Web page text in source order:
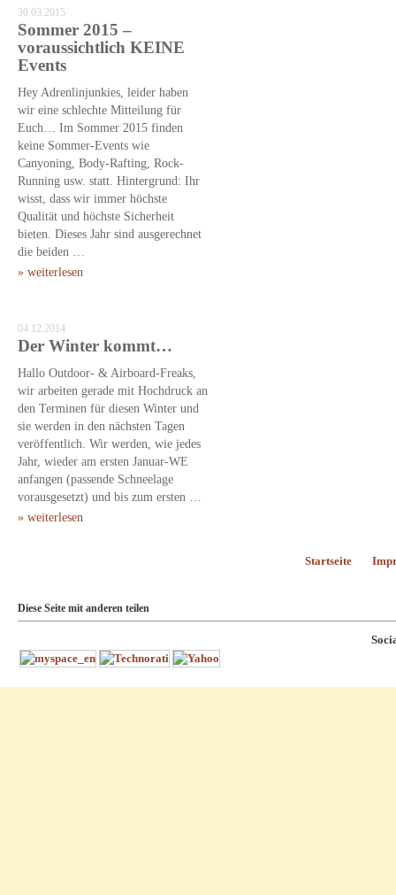
30.03.2015
Sommer 2015 –
voraussichtlich KEINE
Events
Hey Adrenlinjunkies, leider haben
wir eine schlechte Mitteilung für
Euch… Im Sommer 2015 finden
keine Sommer-Events wie
Canyoning, Body-Rafting, Rock-
Running usw. statt. Hintergrund: Ihr
wisst, dass wir immer höchste
Qualität und höchste Sicherheit
bieten. Dieses Jahr sind ausgerechnet
die beiden …
» weiterlesen
04.12.2014
Der Winter kommt…
Hallo Outdoor- & Airboard-Freaks,
wir arbeiten gerade mit Hochdruck an
den Terminen für diesen Winter und
sie werden in den nächsten Tagen
veröffentlich. Wir werden, wie jedes
Jahr, wieder am ersten Januar-WE
anfangen (passende Schneelage
vorausgesetzt) und bis zum ersten …
» weiterlesen
Startseite
Diese Seite mit anderen teilen